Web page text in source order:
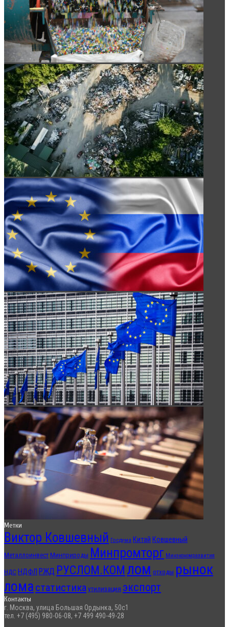
Метки
Виктор Ковшевный Госдума Китай Ковшевный
Металлоинвест Минприроды Минпромторг Минэкономразвития
НДС НДФЛ РЖД РУСЛОМ.КОМ лом отходы рынок
лома статистика утилизация экспорт
Контакты
г. Москва, улица Большая Ордынка, 50с1
тел. +7 (495) 980-06-08, +7 499 490-49-28